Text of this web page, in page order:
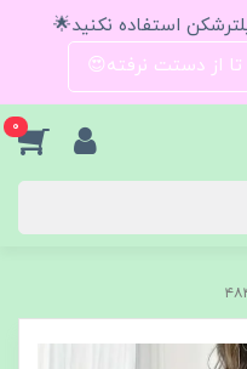
استفاده نکنید🌟
تا از دستت نرفته😍
0